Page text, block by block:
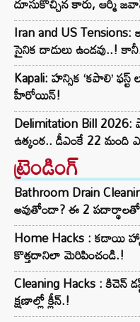
Iran and US
సైనిక దాడులు ఉండవు..!
Kapali: హన్సిక ‘కపాలి’
హీరోయిన్!
Delimitation Bill
ఉత్కంఠ.. డీఎంకే 22 మంది
ట్రెండింగ్‌
Bathroom Drain
అవుతోందా? ఈ 2
Home Hacks : కడాయి
కొత్తదానిలా మెరిపించండి.!
Cleaning Hacks : కిచెన్
క్షణాల్లో క్లీన్.!